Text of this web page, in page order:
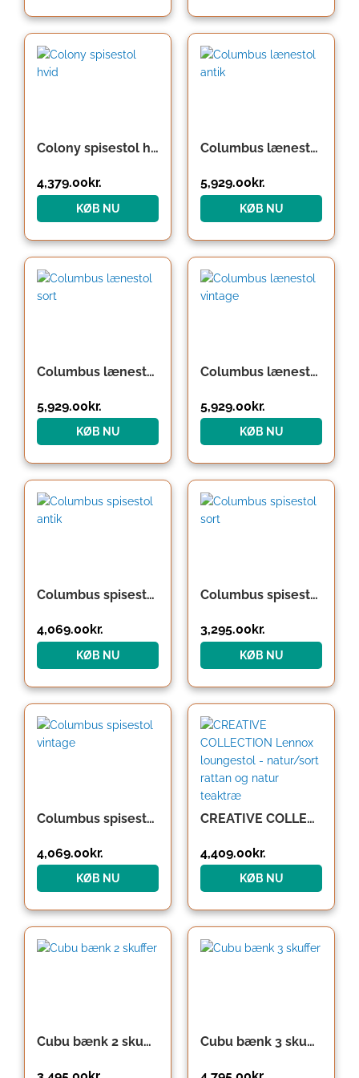
Colony spisestol hvid
4,379.00 kr.
KØB NU
Columbus lænestol antik
5,929.00 kr.
KØB NU
Columbus lænestol sort
5,929.00kr.
KØB NU
Columbus lænestol vintage
5,929.00kr.
KØB NU
Columbus spisestol antik
4,069.00 kr.
KØB NU
Columbus spisestol sort
3,295.00 kr.
KØB NU
Columbus spisestol vintage
4,069.00kr.
KØB NU
CREATIVE COLLECTION Lennox loungestol – natur/sort rattan og natur teaktræ
4,409.00kr.
KØB NU
Cubu bænk 2 skuffer Cubu bænk 3 skuffer